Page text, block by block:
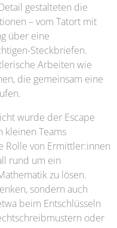
gestalteten die
– vom Tatort mit
über eine
Steckbriefen.
Arbeiten wie
die gemeinsam eine
wurde der Escape
kleinen Teams
Rolle von Ermittler:innen
rund um ein
zu lösen.
sondern auch
beim Entschlüsseln
oder